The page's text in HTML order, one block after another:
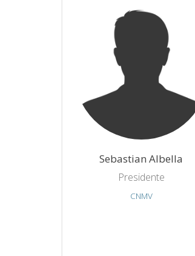
Sebastian Albella
Presidente
CNMV